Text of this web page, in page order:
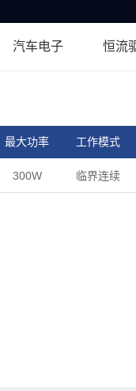
汽车电子 恒流
最大功率 工作模式
300W 临界连续